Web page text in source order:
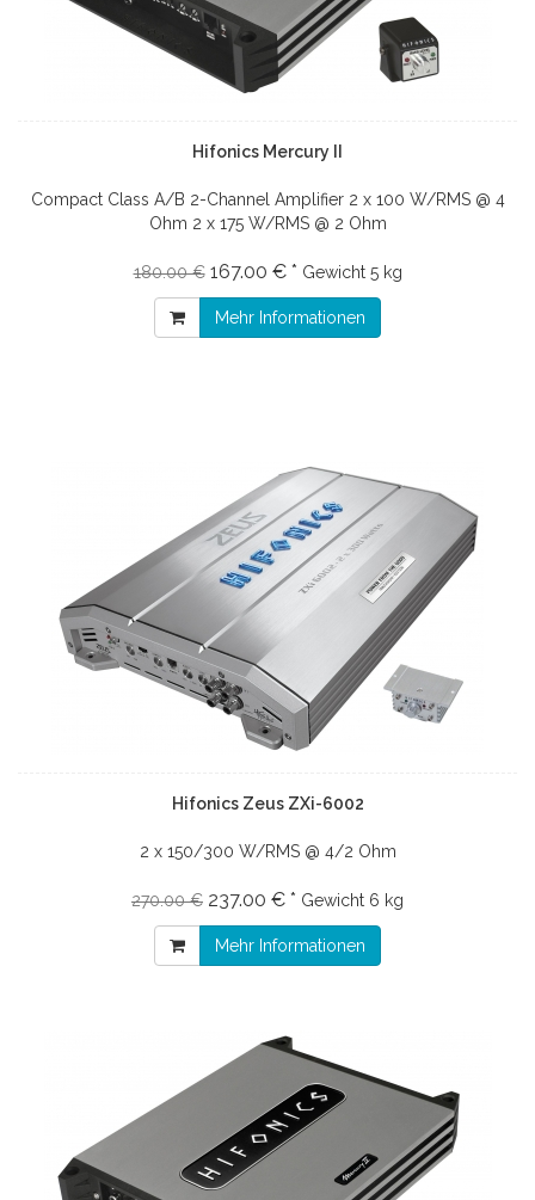
Hifonics Mercury II
Compact Class A/B 2-Channel Amplifier 2 x 100 W/RMS @ 4
Ohm 2 x 175 W/RMS @ 2 Ohm
180.00 € 167.00 € * Gewicht 5 kg
Mehr Informationen
Hifonics Zeus ZXi-6002
2 x 150/300 W/RMS @ 4/2 Ohm
270.00 € 237.00 € * Gewicht 6 kg
Mehr Informationen